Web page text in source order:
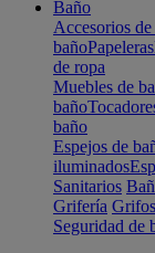
Baño
Accesorios
bañoPapeleras
de ropa
Muebles de
baño
baño
Espejos de
iluminados
Sanitarios
Grifería
Seguridad de